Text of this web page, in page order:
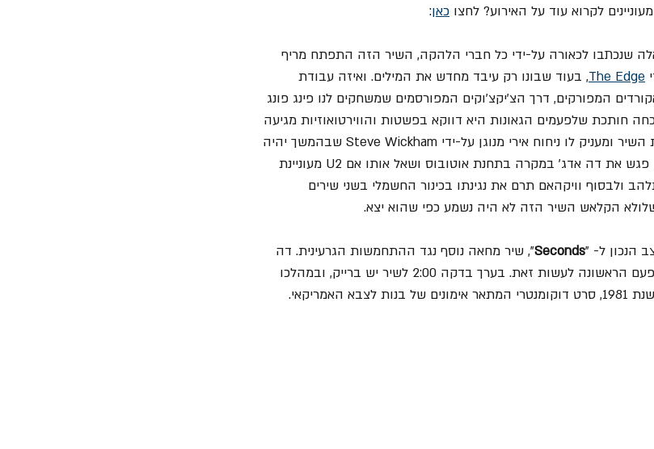
כאן:
שנכתבו לכאורה על-ידי כל חברי הלהקה, השיר הזה התפתח מריף
The Edge, בעוד שבונו רק עיבד מחדש את המילים. ואיזה עבודת
המפורקים, דרך הצ'יקצ'וקים המפורסמים שמשחקים לנו פינג פונג
חותכת שלפעמים הגאונות היא דווקא בפשטות והווירטואוזיות מגיעה
דווקא מהמינימליזם. הכינור שמלווה את השיר ומעניק לו ניחוח אירי מנוגן על-ידי Steve Wickham שבהמשך יהיה
חלק מלהקת ה- Waterboys. וויקהאם פגש את דה אדג' במקרה בתחנת אוטובוס ושאל אותו אם U2 מעוניינת
ולבסוף וויקהאם תרם את נגינתו בכינור החשמלי בשני שירים
הנכון ל- "Seconds", שיר מחאה נוסף נגד ההתחמשות הגרעינית. דה
אדג' הוא הזמר המוביל בשיר, וזו לו הפעם הראשונה לעשות זאת. בערך בדקה 2:00 לשיר יש ברייק, ובמהלכו